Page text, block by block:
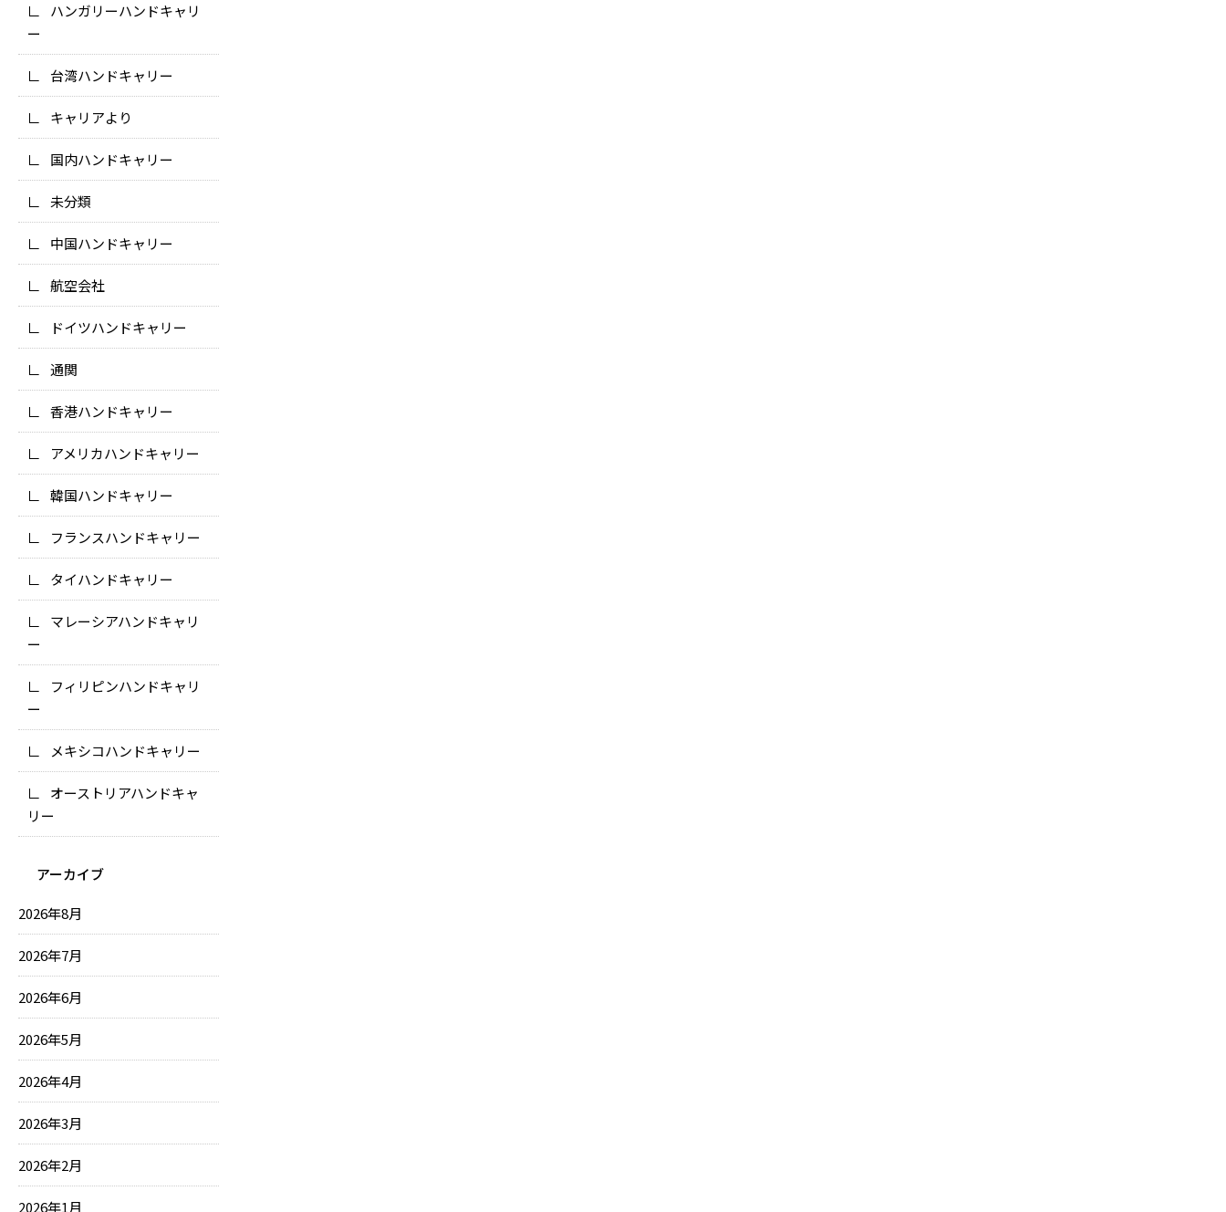
ハンガリーハンドキャリ
ー
台湾ハンドキャリー
キャリアより
国内ハンドキャリー
未分類
中国ハンドキャリー
航空会社
ドイツハンドキャリー
通関
香港ハンドキャリー
アメリカハンドキャリー
韓国ハンドキャリー
フランスハンドキャリー
タイハンドキャリー
マレーシアハンドキャリ
ー
フィリピンハンドキャリ
ー
メキシコハンドキャリー
オーストリアハンドキャ
リー
アーカイブ
2026年8月
2026年7月
2026年6月
2026年5月
2026年4月
2026年3月
2026年2月
2026年1月